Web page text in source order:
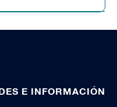
E INFORMACIÓN